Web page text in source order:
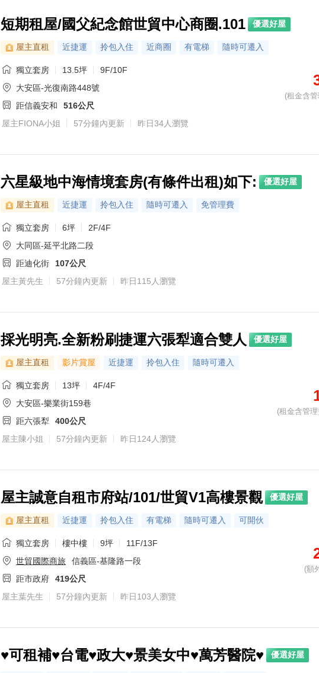
短期租屋/國父紀念館世貿中心商圈.101 優選好屋
屋主直租 近捷運 拎包入住 近商圈 有電梯 隨時可遷入
獨立套房 13.5坪
9F/10F
大安區-光復南路448號
距信義安和
516公尺
屋主FIONA小姐
57分鐘內更新 昨日34人瀏覽
(租金含
六星級地中海情境套房(有條件出租)如下: 優選好屋
屋主直租 近捷運 拎包入住 隨時可遷入 免管理費
獨立套房 6坪
2F/4F
大同區-延平北路二段
距迪化街
107公尺
屋主黃先生
57分鐘內更新 昨日115人瀏覽
採光明亮.全新粉刷捷運六張犁適合雙人 優選好屋
屋主直租 影片賞屋 近捷運 拎包入住 隨時可遷入
獨立套房 13坪
4F/4F
大安區-樂業街159巷
距六張犁
400公尺
屋主陳小姐
57分鐘內更新 昨日124人瀏覽
(租金含管
屋主誠意自租市府站/101/世貿V1高樓景觀 優選好屋
屋主直租 近捷運 拎包入住 有電梯 隨時可遷入 可開伙
獨立套房 樓中樓 9坪
11F/13F
世貿國際商旅
信義區-基隆路一段
距市政府
419公尺
屋主葉先生
57分鐘內更新 昨日103人瀏覽
(額
♥︎可租補♥︎台電♥政大♥景美女中♥萬芳醫院♥ 優選好屋